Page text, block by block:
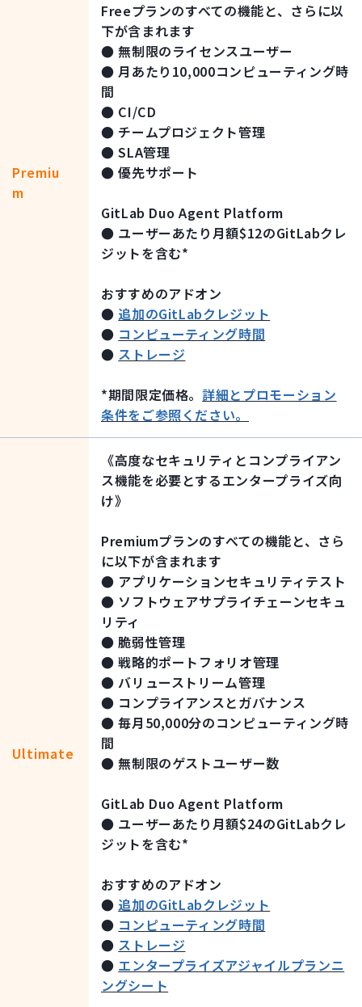
Premiu
m
Freeプランのすべての機能と、さらに以
下が含まれます
● 無制限のライセンスユーザー
● 月あたり10,000コンピューティング時
間
● CI/CD
● チームプロジェクト管理
● SLA管理
● 優先サポート
GitLab Duo Agent Platform
● ユーザーあたり月額$12のGitLabクレ
ジットを含む*
おすすめのアドオン
● 追加のGitLabクレジット
● コンピューティング時間
● ストレージ
*期間限定価格。詳細とプロモーション
条件をご参照ください。
Ultimate
《高度なセキュリティとコンプライアン
ス機能を必要とするエンタープライズ向
け》
Premiumプランのすべての機能と、さら
に以下が含まれます
● アプリケーションセキュリティテスト
● ソフトウェアサプライチェーンセキュ
リティ
●脆弱性管理
●戦略的ポートフォリオ管理
● バリューストリーム管理
● コンプライアンスとガバナンス
●毎月50,000分のコンピューティング時
間
●無制限のゲストユーザー数
GitLab Duo Agent Platform
● ユーザーあたり月額$24のGitLabクレ
ジットを含む*
おすすめのアドオン
● 追加のGitLabクレジット
● コンピューティング時間
● ストレージ
● エンタープライズアジャイルプランニ
ングシート